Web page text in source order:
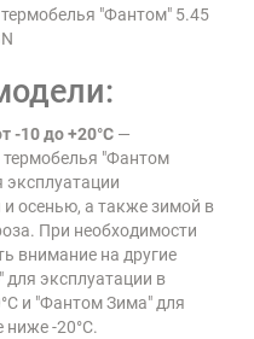
"Фантом" 5.45
-10 до +20°C —
"Фантом
осенью, а также зимой в
При необходимости
внимание на другие
эксплуатации в
и "Фантом Зима" для
ниже -20°C.